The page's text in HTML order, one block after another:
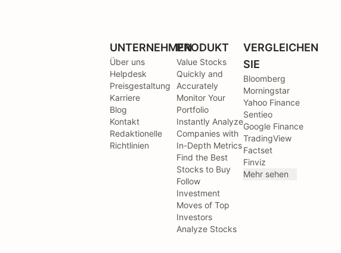
UNTERNEHMEN
Über uns
Helpdesk
Preisgestaltung
Karriere
Blog
Kontakt
Redaktionelle
Richtlinien
PRODUKT
Value Stocks
Quickly and
Accurately
Monitor Your
Portfolio
Instantly Analyze
Companies with
In-Depth Metrics
Find the Best
Stocks to Buy
Follow
Investment
Moves of Top
Investors
Analyze Stocks
VERGLEICHEN
SIE
Bloomberg
Morningstar
Yahoo Finance
Sentieo
Google Finance
TradingView
Factset
Finviz
Mehr sehen